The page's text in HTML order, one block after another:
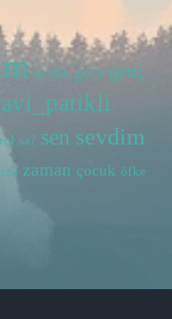
evlilik gece genç
rol sa? sen sevdim
zaman çocuk öfke